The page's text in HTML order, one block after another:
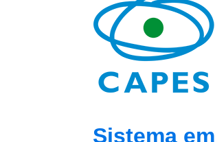
Sistema em